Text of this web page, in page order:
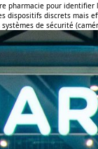
pharmacie pour identifier
dispositifs discrets mais
systèmes de sécurité